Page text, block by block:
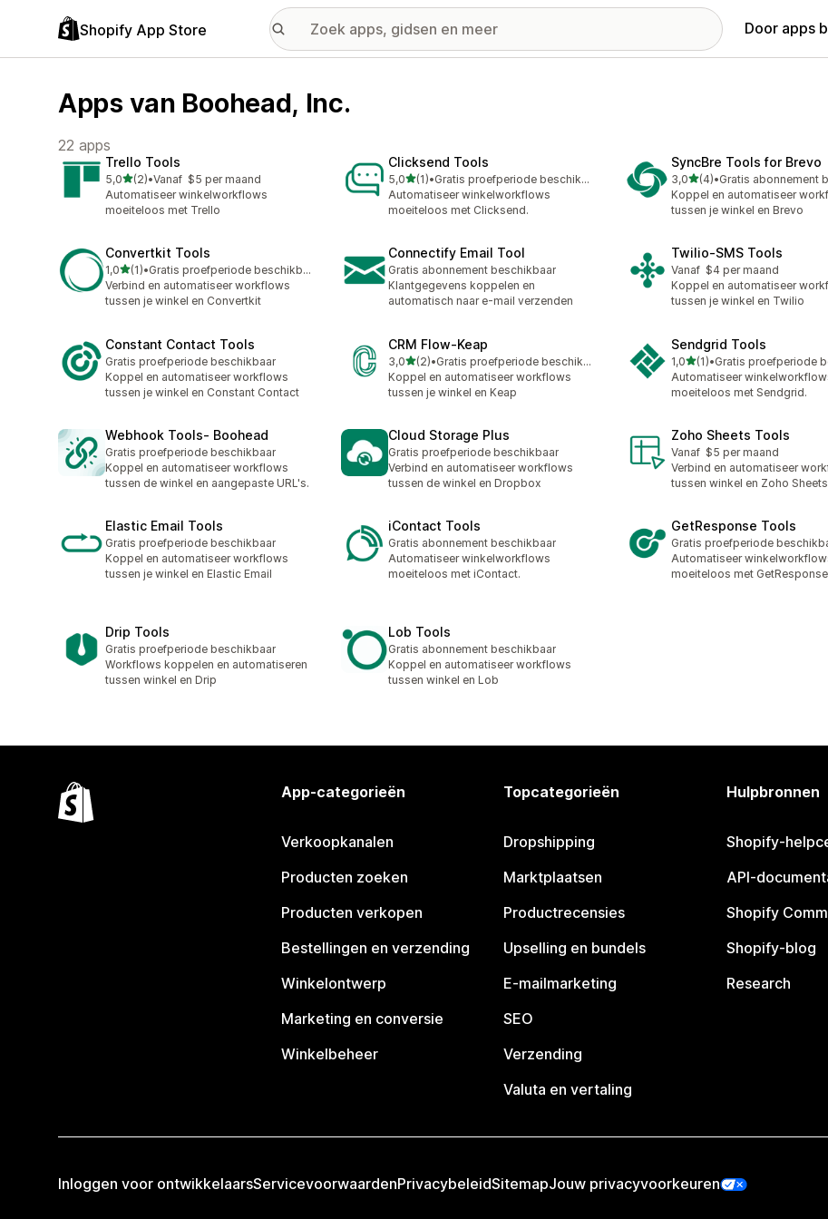
Shopify App Store Door apps
Apps van Boohead, Inc.
22 apps
Trello Tools
5,0van 5 sterren
(2)
2 recensies in totaal
•Vanaf $5 per maand
Automatiseer winkelworkflows
moeiteloos met Trello
Clicksend Tools
5,0van 5 sterren
(1)
1 recensies in totaal
•
Gratis proefperiode beschikbaar
Automatiseer winkelworkflows
moeiteloos met Clicksend.
SyncBre Tools for Brevo
3,0van 5 sterren
(4)
4 recensies in totaal
•
Koppel en automatiseer
tussen je winkel en Brevo
Convertkit Tools
1,0van 5 sterren
(1)
1 recensies in totaal
•
Gratis proefperiode beschikbaar
Verbind en automatiseer workflows
tussen je winkel en Convertkit
Connectify Email Tool
Gratis abonnement beschikbaar
Klantgegevens koppelen en
automatisch naar e-mail verzenden
Twilio‑SMS Tools
Vanaf $4 per maand
Koppel en automatiseer
tussen je winkel en Twilio
Constant Contact Tools
Gratis proefperiode beschikbaar
Koppel en automatiseer workflows
tussen je winkel en Constant Contact
CRM Flow‑Keap
3,0van 5 sterren
(2)
2 recensies in totaal
•
Gratis proefperiode beschikbaar
Koppel en automatiseer workflows
tussen je winkel en Keap
Sendgrid Tools
1,0van 5 sterren
(1)
1 recensies in totaal
•
Automatiseer
moeiteloos met Sendgrid.
Webhook Tools‑ Boohead
Gratis proefperiode beschikbaar
Koppel en automatiseer workflows
tussen de winkel en aangepaste URL's.
Cloud Storage Plus
Gratis proefperiode beschikbaar
Verbind en automatiseer workflows
tussen de winkel en Dropbox
Zoho Sheets Tools
Vanaf $5 per maand
Verbind en automatiseer
tussen winkel en Zoho Sheets
Elastic Email Tools
Gratis proefperiode beschikbaar
Koppel en automatiseer workflows
tussen je winkel en Elastic Email
iContact Tools
Gratis abonnement beschikbaar
Automatiseer winkelworkflows
moeiteloos met iContact.
GetResponse Tools
Gratis proefperiode
Automatiseer
moeiteloos met
Drip Tools
Gratis proefperiode beschikbaar
Workflows koppelen en automatiseren
tussen winkel en Drip
Lob Tools
Gratis abonnement beschikbaar
Koppel en automatiseer workflows
tussen winkel en Lob
App-categorieën
Verkoopkanalen
Producten zoeken
Producten verkopen
Bestellingen en verzending
Winkelontwerp
Marketing en conversie
Winkelbeheer
Topcategorieën
Dropshipping
Marktplaatsen
Productrecensies
Upselling en bundels
E-mailmarketing
SEO
Verzending
Valuta en vertaling
Hulpbronnen
Shopify-
API-
Shopify
Shopify-blog
Research
Inloggen voor ontwikkelaarsServicevoorwaardenPrivacybeleidSitemapJouw privacyvoorkeuren